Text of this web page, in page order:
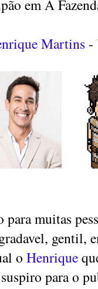
em A
Martins -
para muitas
gentil,
o Henrique
para o